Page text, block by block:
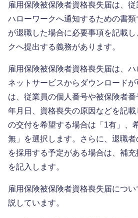
雇用保険被保険者資格喪失届は、
ハローワークへ通知するための書
が退職した場合に必要事項を記載
クへ提出する義務があります。
雇用保険被保険者資格喪失届は、
ネットサービスからダウンロード
は、従業員の個人番号や被保険者
年月日、資格喪失の原因などを記
の交付を希望する場合は「1有」、
無」を選択します。さらに、退職
を採用する予定がある場合は、補充
を記入します。
雇用保険被保険者資格喪失届につ
説しています。